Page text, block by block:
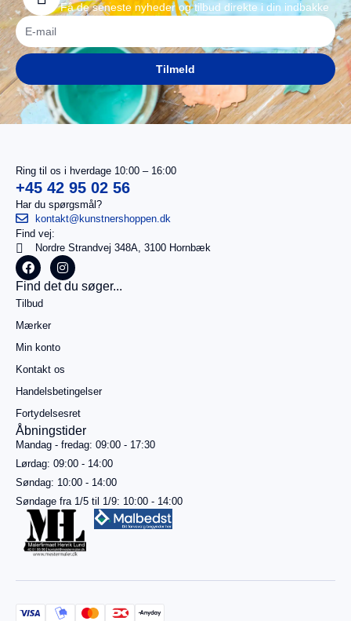
I
alt
0,00kr.
Køb for
499,00kr.
mere for
gratis
betaling
kurv
Få de seneste nyheder og tilbud direkte i din indbakke
Tilmeld
Ring til os i hverdage 10:00 – 16:00
+45 42 95 02 56
Har du spørgsmål?
kontakt@kunstnershoppen.dk
Find vej:
Nordre Strandvej 348A, 3100 Hornbæk
Find det du søger...
Tilbud
Mærker
Min konto
Kontakt os
Handelsbetingelser
Fortydelsesret
Åbningstider
Mandag - fredag: 09:00 - 17:30
Lørdag: 09:00 - 14:00
Søndag: 10:00 - 14:00
Søndage fra 1/5 til 1/9: 10:00 - 14:00